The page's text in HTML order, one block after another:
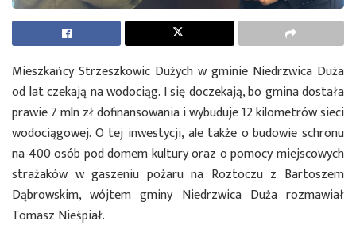
Mieszkańcy Strzeszkowic Dużych w gminie Niedrzwica Duża
od lat czekają na wodociąg. I się doczekają, bo gmina dostała
prawie 7 mln zł dofinansowania i wybuduje 12 kilometrów sieci
wodociągowej. O tej inwestycji, ale także o budowie schronu
na 400 osób pod domem kultury oraz o pomocy miejscowych
strażaków w gaszeniu pożaru na Roztoczu z Bartoszem
Dąbrowskim, wójtem gminy Niedrzwica Duża rozmawiał
Tomasz Nieśpiał.